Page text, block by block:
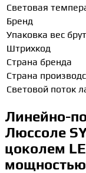
Световая
Бренд
Упаковка вес
Штрихкод
Страна бренда
Страна
Световой поток
Линейно-
Люссоле
цоколем